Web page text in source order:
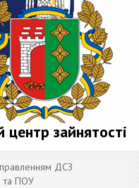
зайнятості
ДСЗ
та ПОУ